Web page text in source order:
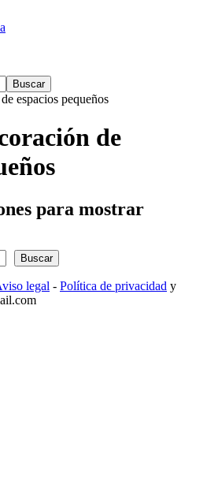
espacios pequeños
de
para mostrar
Buscar
legal - Política de privacidad y